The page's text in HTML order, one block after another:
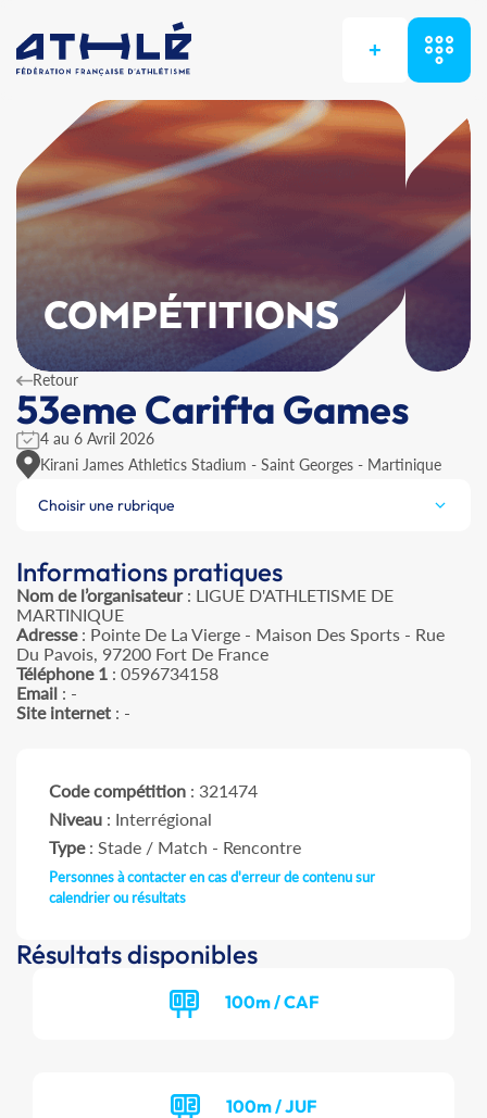
+
COMPÉTITIONS
Retour
53eme Carifta Games
4 au 6 Avril 2026
Kirani James Athletics Stadium - Saint Georges - Martinique
Choisir une rubrique
Informations pratiques
Nom de l’organisateur: LIGUE D'ATHLETISME DE
MARTINIQUE
Adresse: Pointe De La Vierge - Maison Des Sports - Rue
Du Pavois, 97200 Fort De France
Téléphone 1 : 0596734158
Email : -
Site internet : -
Code compétition : 321474
Niveau : Interrégional
Type: Stade / Match - Rencontre
Personnes à contacter en cas d'erreur de contenu sur
calendrier ou résultats
Résultats disponibles
100m / CAF
100m / JUF